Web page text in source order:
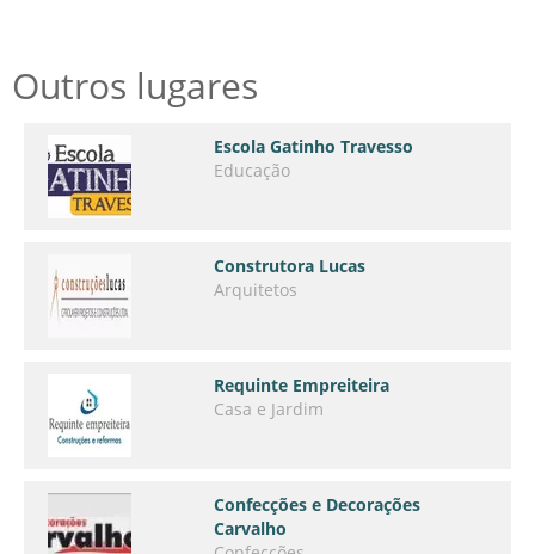
Outros lugares
Escola Gatinho Travesso
Educação
Construtora Lucas
Arquitetos
Requinte Empreiteira
Casa e Jardim
Confecções e Decorações
Carvalho